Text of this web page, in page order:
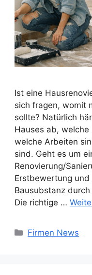
Ist eine
sich fragen, womit
sollte? Natürlich
Hauses ab,
welche Arbeiten
sind. Geht es um
Renovierung/
Erstbewertung
Bausubstanz
Die richtige …
Kategorien
Firmen News